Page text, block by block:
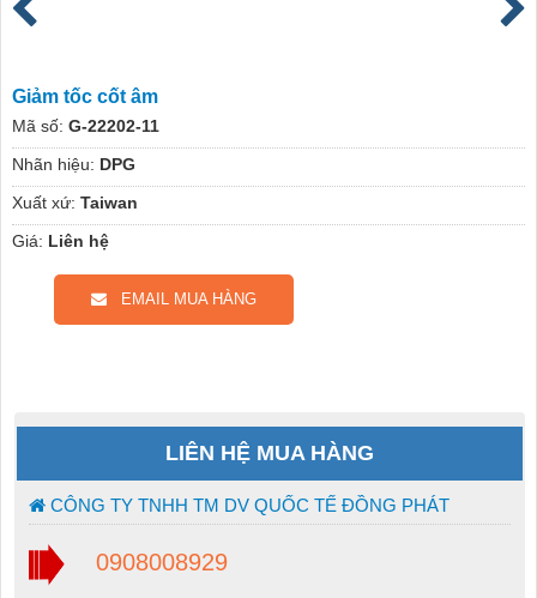
Giảm tốc cốt âm
Mã số: G-22202-11
Nhãn hiệu: DPG
Xuất xứ: Taiwan
Giá: Liên hệ
EMAIL MUA HÀNG
LIÊN HỆ MUA HÀNG
CÔNG TY TNHH TM DV QUỐC TẾ ĐỒNG PHÁT
0908008929